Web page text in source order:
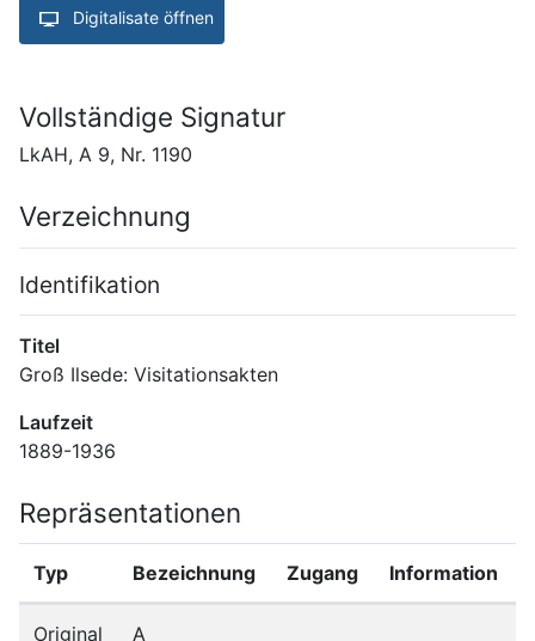
Digitalisate öffnen
Vollständige Signatur
LkAH, A 9, Nr. 1190
Verzeichnung
Identifikation
Titel
Groß Ilsede: Visitationsakten
Laufzeit
1889-1936
Repräsentationen
Typ Bezeichnung Zugang Information
Original A